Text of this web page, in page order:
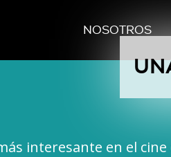
NOSOTROS
interesante en el cine